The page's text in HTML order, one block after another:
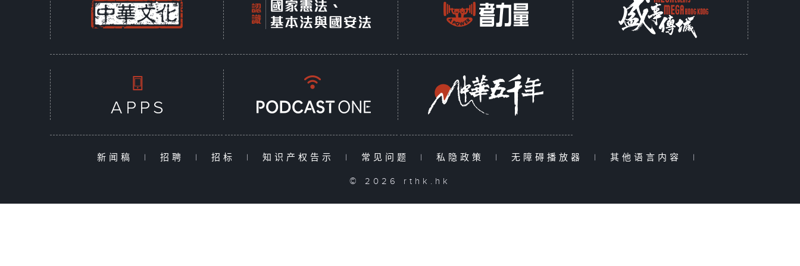
新闻稿 | 招聘 | 招标 | 知识产权告示 | 常见问题 | 私隐政策 | 无障碍播放器 | 其他语言内容 |
© 2026 rthk.hk